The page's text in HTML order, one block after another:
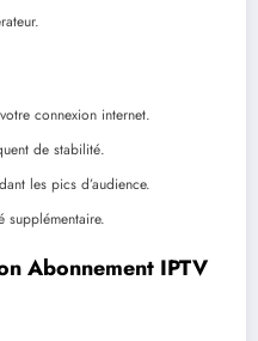
connexion internet.
de stabilité.
les pics d’audience.
supplémentaire.
Abonnement IPTV